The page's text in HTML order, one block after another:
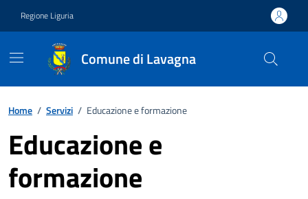
Regione Liguria
Comune di Lavagna
Home / Servizi / Educazione e formazione
Educazione e
formazione